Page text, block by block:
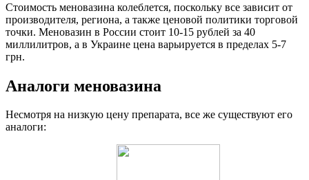
Стоимость меновазина колеблется, поскольку все зависит от
производителя, региона, а также ценовой политики торговой
точки. Меновазин в России стоит 10-15 рублей за 40
миллилитров, а в Украине цена варьируется в пределах 5-7
грн.
Аналоги меновазина
Несмотря на низкую цену препарата, все же существуют его
аналоги: